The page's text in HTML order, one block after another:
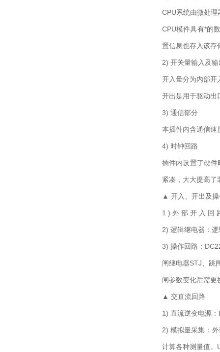
CPU系统由微处
CPU模件具有*的
置信息也存入该存
2) 开关量输入及
开入量分为内部开
开出是用于驱动出
3) 通信部分
本插件内含通信速
4) 时钟回路
插件内设置了硬
紧凑，大大提高了
▲ 开入、开出及
1 ) 外 部 开 入 回
2) 逻辑继电器：
3) 操作回路：
闸继电器STJ、跳
闸参数变化后需更
▲ 交直流回路
1) 直流逆变电源
2) 模拟量采集：
计算各种测量值。